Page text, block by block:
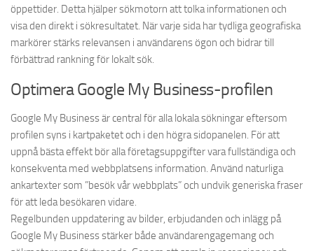
öppettider. Detta hjälper sökmotorn att tolka informationen och
visa den direkt i sökresultatet. När varje sida har tydliga geografiska
markörer stärks relevansen i användarens ögon och bidrar till
förbättrad rankning för lokalt sök.
Optimera Google My Business-profilen
Google My Business är central för alla lokala sökningar eftersom
profilen syns i kartpaketet och i den högra sidopanelen. För att
uppnå bästa effekt bör alla företagsuppgifter vara fullständiga och
konsekventa med webbplatsens information. Använd naturliga
ankartexter som ”besök vår webbplats” och undvik generiska fraser
för att leda besökaren vidare.
Regelbunden uppdatering av bilder, erbjudanden och inlägg på
Google My Business stärker både användarengagemang och